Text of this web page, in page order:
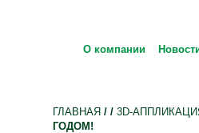
О компании
ГЛАВНАЯ / / 3D-
ГОДОМ!